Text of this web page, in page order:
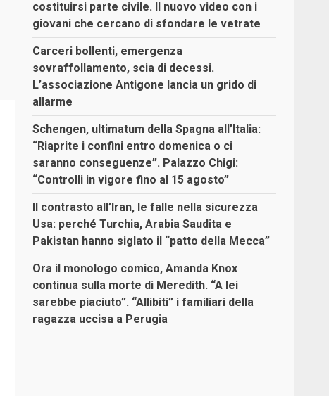
costituirsi parte civile. Il nuovo video con i
giovani che cercano di sfondare le vetrate
Carceri bollenti, emergenza
sovraffollamento, scia di decessi.
L’associazione Antigone lancia un grido di
allarme
Schengen, ultimatum della Spagna all’Italia:
“Riaprite i confini entro domenica o ci
saranno conseguenze”. Palazzo Chigi:
“Controlli in vigore fino al 15 agosto”
Il contrasto all’Iran, le falle nella sicurezza
Usa: perché Turchia, Arabia Saudita e
Pakistan hanno siglato il “patto della Mecca”
Ora il monologo comico, Amanda Knox
continua sulla morte di Meredith. “A lei
sarebbe piaciuto”. “Allibiti” i familiari della
ragazza uccisa a Perugia